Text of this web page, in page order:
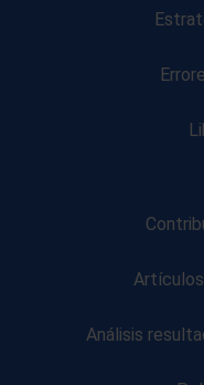
Análisis